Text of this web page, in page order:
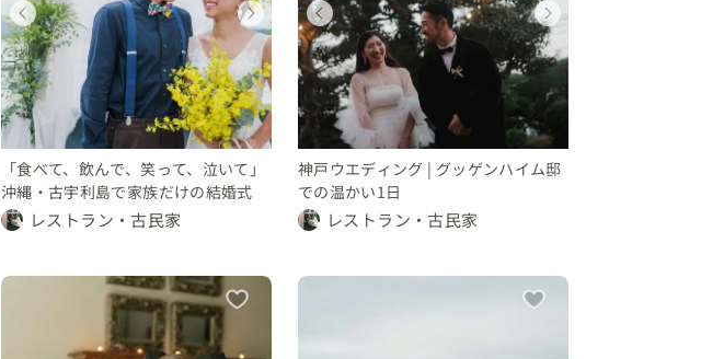
ウェディング
東京都
250 〜 300 万円
ウェディング
東京都
250 〜 300 万円
ウェディング
神奈川県
100 〜 150 万円
ウェディング
神奈川県
100 〜 150 万円
ウェディング
沖縄県
100 〜 150 万円
ウェディング
沖縄県
100 〜 150 万円
「食べて、飲んで、笑って、泣いて」
沖縄・古宇利島で家族だけの結婚式
レストラン・古民家
ウェディング
兵庫県
200 〜 250 万円
ウェディング
兵庫県
200 〜 250 万円
神戸ウエディング | グッゲンハイム邸
での温かい1日
レストラン・古民家